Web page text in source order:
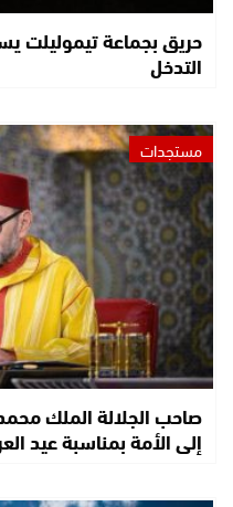
حريق بجماعة تيموليلت
التدخل
مستجدات
صاحب الجلالة الملك
إلى الأمة بمناسبة عيد